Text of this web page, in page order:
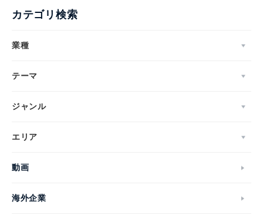
カテゴリ検索
業種
テーマ
ジャンル
エリア
動画
海外企業